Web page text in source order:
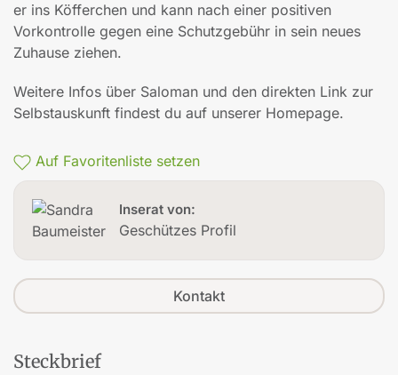
er ins Köfferchen und kann nach einer positiven
Vorkontrolle gegen eine Schutzgebühr in sein neues
Zuhause ziehen.
Weitere Infos über Saloman und den direkten Link zur
Selbstauskunft findest du auf unserer Homepage.
Auf Favoritenliste setzen
Inserat von:
Geschützes Profil
Kontakt
Steckbrief